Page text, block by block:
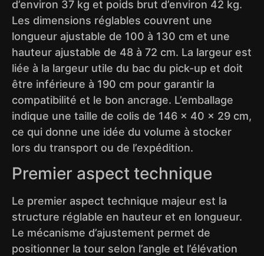
d’environ 37 kg et poids brut d’environ 42 kg.
Les dimensions réglables couvrent une
longueur ajustable de 100 à 130 cm et une
hauteur ajustable de 48 à 72 cm. La largeur est
liée à la largeur utile du bac du pick-up et doit
être inférieure à 190 cm pour garantir la
compatibilité et le bon ancrage. L’emballage
indique une taille de colis de 146 x 40 x 29 cm,
ce qui donne une idée du volume à stocker
lors du transport ou de l’expédition.
Premier aspect technique
Le premier aspect technique majeur est la
structure réglable en hauteur et en longueur.
Le mécanisme d’ajustement permet de
positionner la tour selon l’angle et l’élévation